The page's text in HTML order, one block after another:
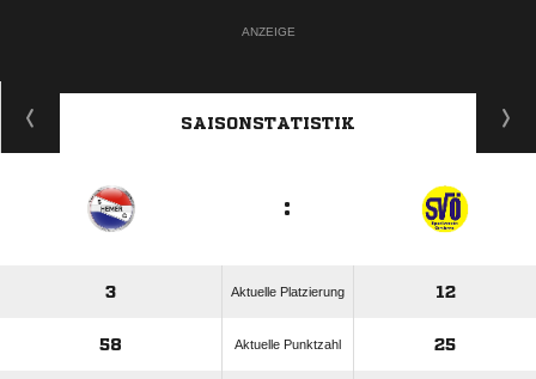
ANZEIGE
SAISONSTATISTIK
:
3 Aktuelle Platzierung 12
58 Aktuelle Punktzahl 25